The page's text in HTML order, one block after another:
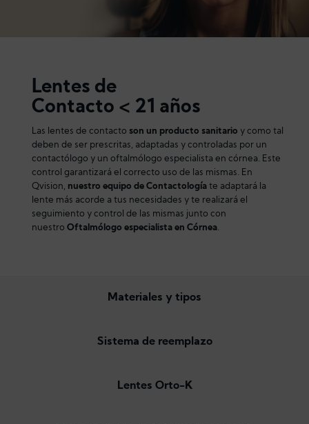
Lentes de
Contacto < 21 años
Las lentes de contacto son un producto sanitario y como tal
deben de ser prescritas, adaptadas y controladas por un
contactólogo y un oftalmólogo especialista en córnea. Este
control garantizará el correcto uso de las mismas. En
Qvision, nuestro equipo de Contactologíate adaptará la
lente más acorde a tus necesidades y te realizará el
seguimiento y control de las mismas junto con
nuestro Oftalmólogo especialista en Córnea.
Materiales y tipos
Sistema de reemplazo
Lentes Orto-K